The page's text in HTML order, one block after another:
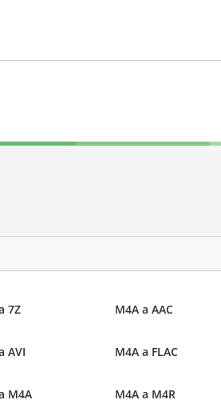
7Z M4A a AAC
AVI M4A a FLAC
M4A M4A a M4R